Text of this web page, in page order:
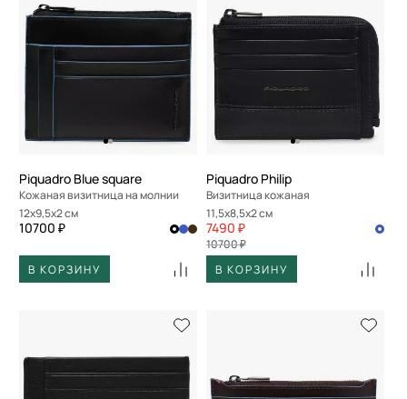
Piquadro Blue square
Кожаная визитница на молнии
12x9,5x2 см
10700 ₽
В КОРЗИНУ
Piquadro Philip
Визитница кожаная
11,5x8,5x2 см
7490 ₽
10700 ₽
В КОРЗИНУ